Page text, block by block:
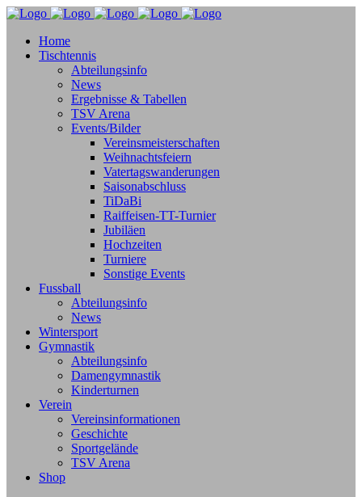
Home
Tischtennis
Abteilungsinfo
News
Ergebnisse & Tabellen
TSV Arena
Events/Bilder
Vereinsmeisterschaften
Weihnachtsfeiern
Vatertagswanderungen
Saisonabschluss
TiDaBi
Raiffeisen-TT-Turnier
Jubiläen
Hochzeiten
Turniere
Sonstige Events
Fussball
Abteilungsinfo
News
Wintersport
Gymnastik
Abteilungsinfo
Damengymnastik
Kinderturnen
Verein
Vereinsinformationen
Geschichte
Sportgelände
TSV Arena
Shop